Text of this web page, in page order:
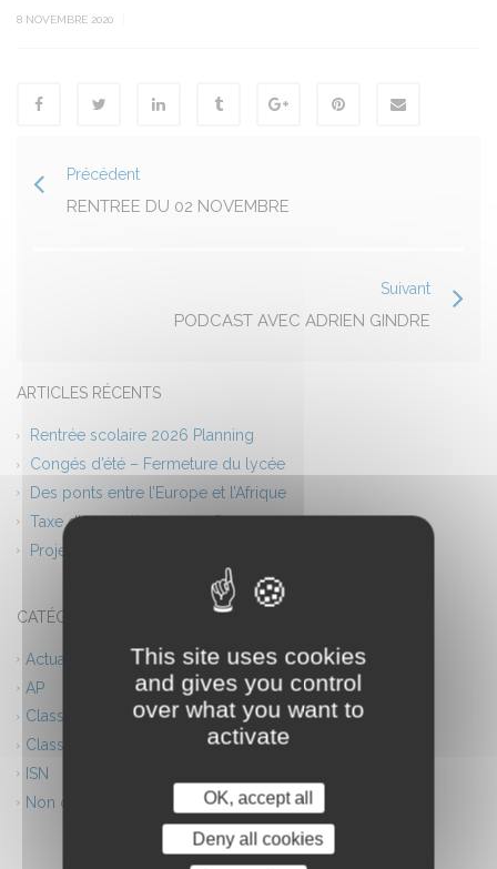
8 NOVEMBRE 2020
Précédent
RENTREE DU 02 NOVEMBRE
Suivant
PODCAST AVEC ADRIEN GINDRE
ARTICLES RÉCENTS
Rentrée scolaire 2026 Planning
Congés d’été – Fermeture du lycée
Des ponts entre l’Europe et l’Afrique
Taxe d’apprentissage 2026
Projet théâtre
CATÉGORIES
Actualités
AP
Classes européennes
Classes innovantes
ISN
Non classé
This site uses cookies
and gives you control
over what you want to
activate
OK, accept all
Deny all cookies